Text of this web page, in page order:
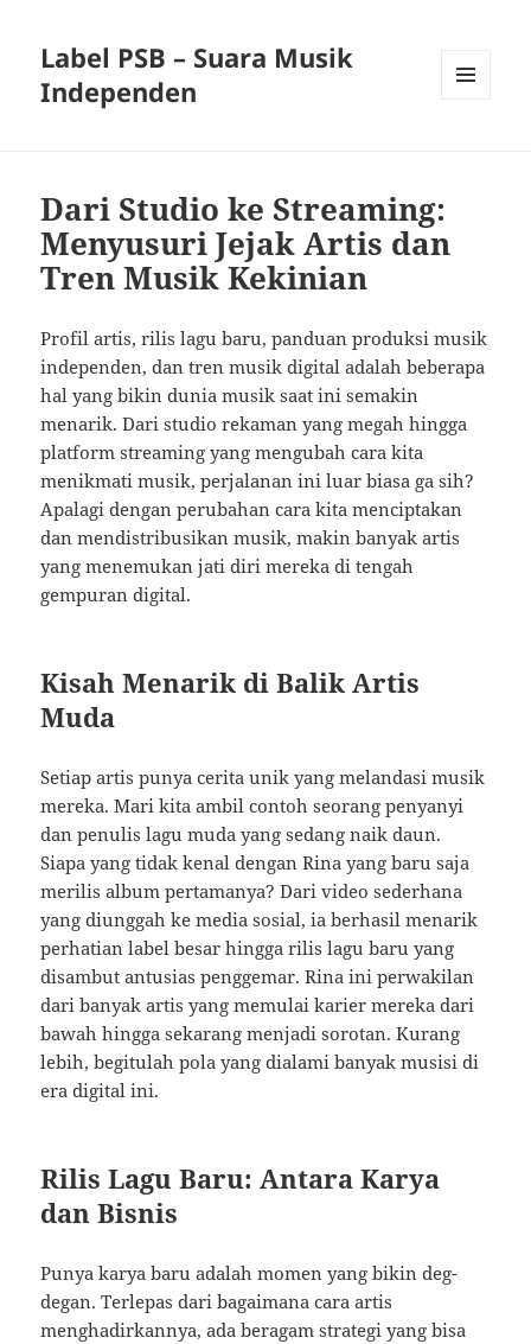
Label PSB – Suara Musik
Independen
Dari Studio ke Streaming:
Menyusuri Jejak Artis dan
Tren Musik Kekinian
Profil artis, rilis lagu baru, panduan produksi musik
independen, dan tren musik digital adalah beberapa
hal yang bikin dunia musik saat ini semakin
menarik. Dari studio rekaman yang megah hingga
platform streaming yang mengubah cara kita
menikmati musik, perjalanan ini luar biasa ga sih?
Apalagi dengan perubahan cara kita menciptakan
dan mendistribusikan musik, makin banyak artis
yang menemukan jati diri mereka di tengah
gempuran digital.
Kisah Menarik di Balik Artis
Muda
Setiap artis punya cerita unik yang melandasi musik
mereka. Mari kita ambil contoh seorang penyanyi
dan penulis lagu muda yang sedang naik daun.
Siapa yang tidak kenal dengan Rina yang baru saja
merilis album pertamanya? Dari video sederhana
yang diunggah ke media sosial, ia berhasil menarik
perhatian label besar hingga rilis lagu baru yang
disambut antusias penggemar. Rina ini perwakilan
dari banyak artis yang memulai karier mereka dari
bawah hingga sekarang menjadi sorotan. Kurang
lebih, begitulah pola yang dialami banyak musisi di
era digital ini.
Rilis Lagu Baru: Antara Karya
dan Bisnis
Punya karya baru adalah momen yang bikin deg-
degan. Terlepas dari bagaimana cara artis
menghadirkannya, ada beragam strategi yang bisa